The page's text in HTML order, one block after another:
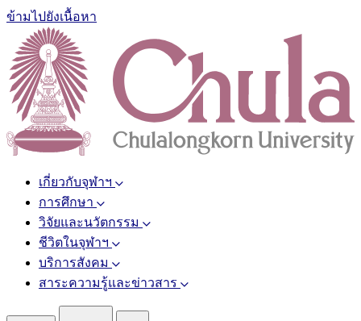
ข้ามไปยังเนื้อหา
เกี่ยวกับจุฬาฯ
การศึกษา
วิจัยและนวัตกรรม
ชีวิตในจุฬาฯ
บริการสังคม
สาระความรู้และข่าวสาร